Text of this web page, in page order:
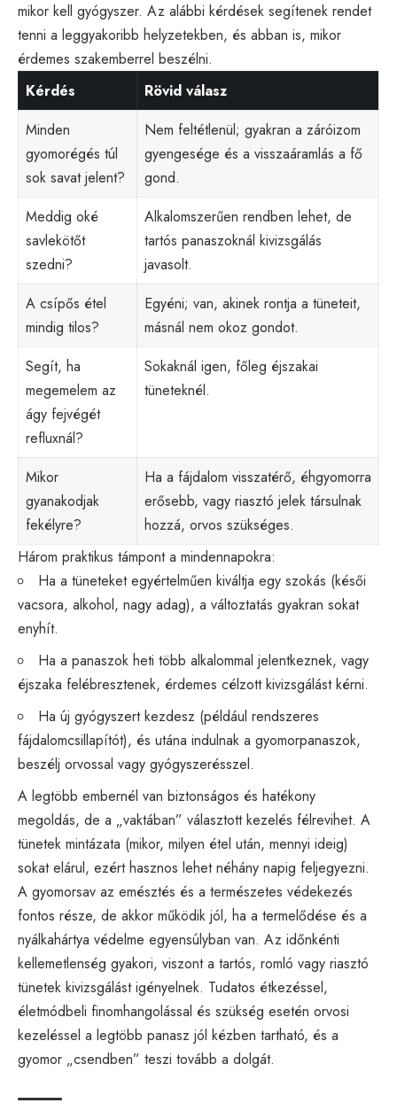
mikor kell gyógyszer. Az alábbi kérdések segítenek rendet
tenni a leggyakoribb helyzetekben, és abban is, mikor
érdemes szakemberrel beszélni.
Kérdés
Rövid válasz
Minden
gyomorégés túl
sok savat jelent?
Nem feltétlenül; gyakran a záróizom
gyengesége és a visszaáramlás a fő
gond.
Meddig oké
savlekötőt
szedni?
Alkalomszerűen rendben lehet, de
tartós panaszoknál kivizsgálás
javasolt.
A csípős étel
mindig tilos?
Egyéni; van, akinek rontja a tüneteit,
másnál nem okoz gondot.
Segít, ha
megemelem az
ágy fejvégét
refluxnál?
Sokaknál igen, főleg éjszakai
tüneteknél.
Mikor
gyanakodjak
fekélyre?
Ha a fájdalom visszatérő, éhgyomorra
erősebb, vagy riasztó jelek társulnak
hozzá, orvos szükséges.
Három praktikus támpont a mindennapokra:
Ha a tüneteket egyértelműen kiváltja egy szokás (késői
vacsora, alkohol, nagy adag), a változtatás gyakran sokat
enyhít.
Ha a panaszok heti több alkalommal jelentkeznek, vagy
éjszaka felébresztenek, érdemes célzott kivizsgálást kérni.
Ha új gyógyszert kezdesz (például rendszeres
fájdalomcsillapítót), és utána indulnak a gyomorpanaszok,
beszélj orvossal vagy gyógyszerésszel.
A legtöbb embernél van biztonságos és hatékony
megoldás, de a „vaktában” választott kezelés félrevihet. A
tünetek mintázata (mikor, milyen étel után, mennyi ideig)
sokat elárul, ezért hasznos lehet néhány napig feljegyezni.
A gyomorsav az emésztés és a természetes védekezés
fontos része, de akkor működik jól, ha a termelődése és a
nyálkahártya védelme egyensúlyban van. Az időnkénti
kellemetlenség gyakori, viszont a tartós, romló vagy riasztó
tünetek kivizsgálást igényelnek. Tudatos étkezéssel,
életmódbeli finomhangolással és szükség esetén orvosi
kezeléssel a legtöbb panasz jól kézben tartható, és a
gyomor „csendben” teszi tovább a dolgát.